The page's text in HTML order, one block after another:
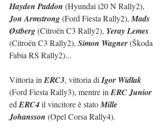
Hayden Paddon (Hyundai i20 N Rally2),
Jon Armstrong (Ford Fiesta Rally2), Mads
Østberg (Citroën C3 Rally2), Yeray Lemes
(Citroën C3 Rally2), Simon Wagner (Škoda
Fabia RS Rally2)...
Vittoria in ERC3, vittoria di Igor Widłak
(Ford Fiesta Rally3), mentre in ERC Junior
ed ERC4 il vincitore è stato Mille
Johansson (Opel Corsa Rally4).